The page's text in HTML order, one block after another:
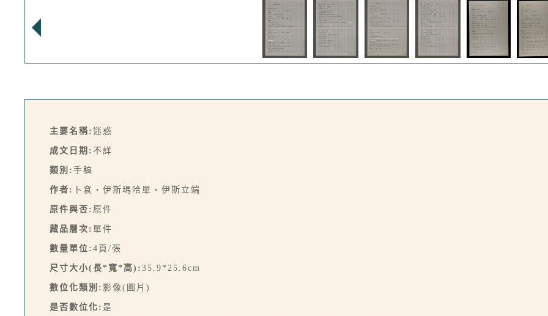
主要名稱: 迷惑
成文日期: 不詳
類別: 手稿
作者: 卜袞・伊斯瑪哈單‧伊斯立端
原件與否: 原件
藏品層次: 單件
數量單位: 4頁/張
尺寸大小(長*寬*高): 35.9*25.6cm
數位化類別: 影像(圖片)
是否數位化: 是